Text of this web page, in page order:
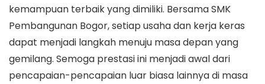
kemampuan terbaik yang dimiliki. Bersama SMK
Pembangunan Bogor, setiap usaha dan kerja keras
dapat menjadi langkah menuju masa depan yang
gemilang. Semoga prestasi ini menjadi awal dari
pencapaian-pencapaian luar biasa lainnya di masa